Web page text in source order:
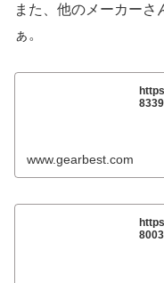
また、他のメーカーさ
ぁ。
www.gearbest.com